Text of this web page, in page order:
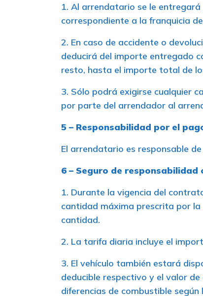
1. Al arrendatario se le
correspondiente a la franquicia
2. En caso de accidente o
deducirá del importe entregado
resto, hasta el importe total de
3. Sólo podrá exigirse cualquier
por parte del arrendador al
5 – Responsabilidad por el
El arrendatario es responsable
6 – Seguro de responsabilidad
1. Durante la vigencia del
cantidad máxima prescrita por la
cantidad.
2. La tarifa diaria incluye el
3. El vehículo también estará
deducible respectivo y el valor
diferencias de combustible